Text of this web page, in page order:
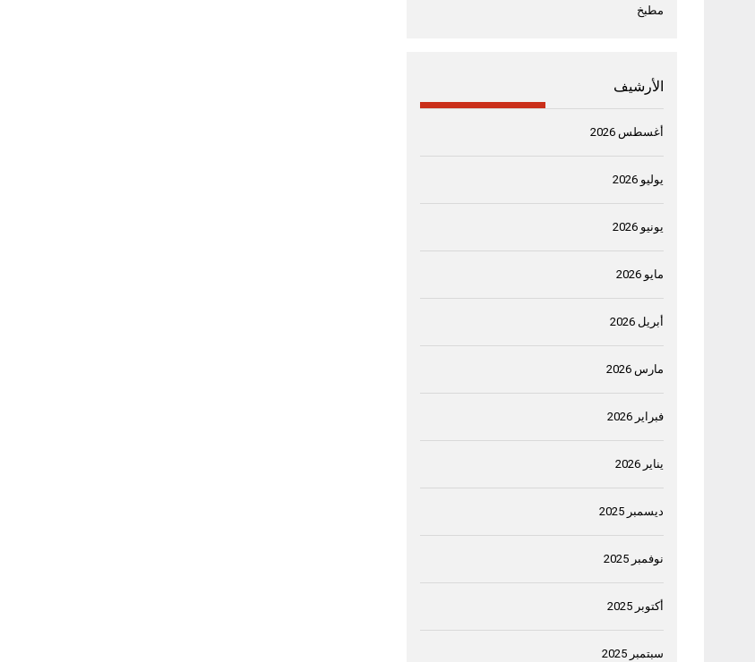
مطبخ
الأرشيف
أغسطس 2026
يوليو 2026
يونيو 2026
مايو 2026
أبريل 2026
مارس 2026
فبراير 2026
يناير 2026
ديسمبر 2025
نوفمبر 2025
أكتوبر 2025
سبتمبر 2025